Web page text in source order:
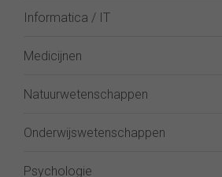
Informatica / IT
Medicijnen
Natuurwetenschappen
Onderwijswetenschappen
Psychologie